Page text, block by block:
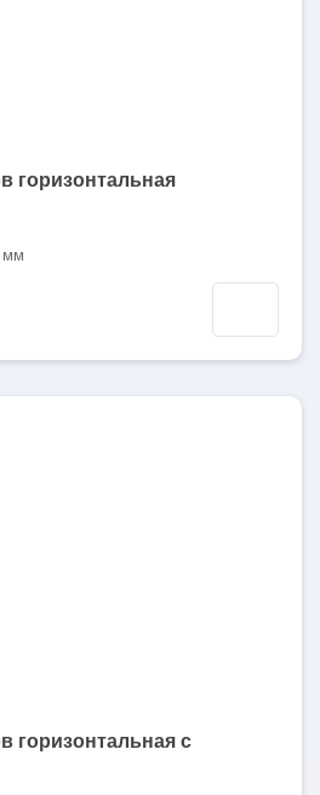
горизонтальная
мм
горизонтальная с